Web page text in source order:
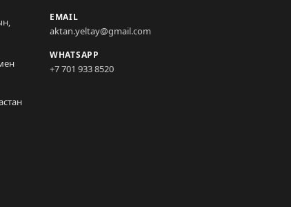
EMAIL
aktan.yeltay@gmail.com
WHATSAPP
+7 701 933 8520